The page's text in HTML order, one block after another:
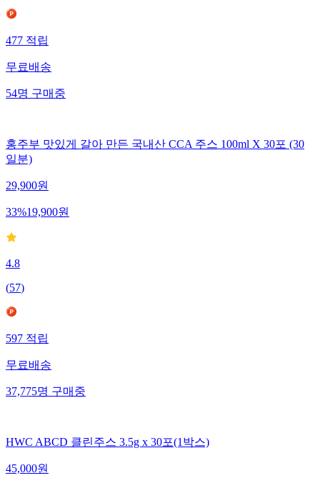
477 적립
무료배송
54명 구매중
홍주부 맛있게 갈아 만든 국내산 CCA 주스 100ml X 30포 (30
일분)
29,900원
33%19,900원
4.8
(57)
597 적립
무료배송
37,775명 구매중
HWC ABCD 클린주스 3.5g x 30포(1박스)
45,000원